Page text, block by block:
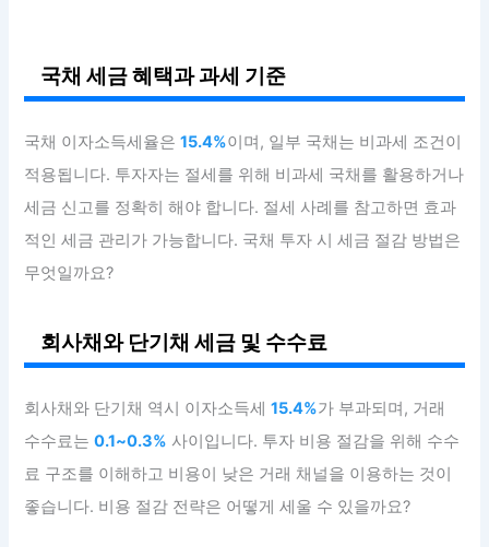
국채 세금 혜택과 과세 기준
국채 이자소득세율은15.4%이며, 일부 국채는 비과세 조건이
적용됩니다. 투자자는 절세를 위해 비과세 국채를 활용하거나
세금 신고를 정확히 해야 합니다. 절세 사례를 참고하면 효과
적인 세금 관리가 가능합니다. 국채 투자 시 세금 절감 방법은
무엇일까요?
회사채와 단기채 세금 및 수수료
회사채와 단기채 역시 이자소득세15.4%가 부과되며, 거래
수수료는0.1~0.3% 사이입니다. 투자 비용 절감을 위해 수수
료 구조를 이해하고 비용이 낮은 거래 채널을 이용하는 것이
좋습니다. 비용 절감 전략은 어떻게 세울 수 있을까요?